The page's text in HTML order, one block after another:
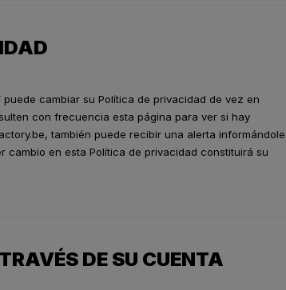
cambiar su Política de privacidad de vez en
con frecuencia esta página para ver si hay
también puede recibir una alerta informándole
cambio en esta Política de privacidad constituirá su
DE SU CUENTA